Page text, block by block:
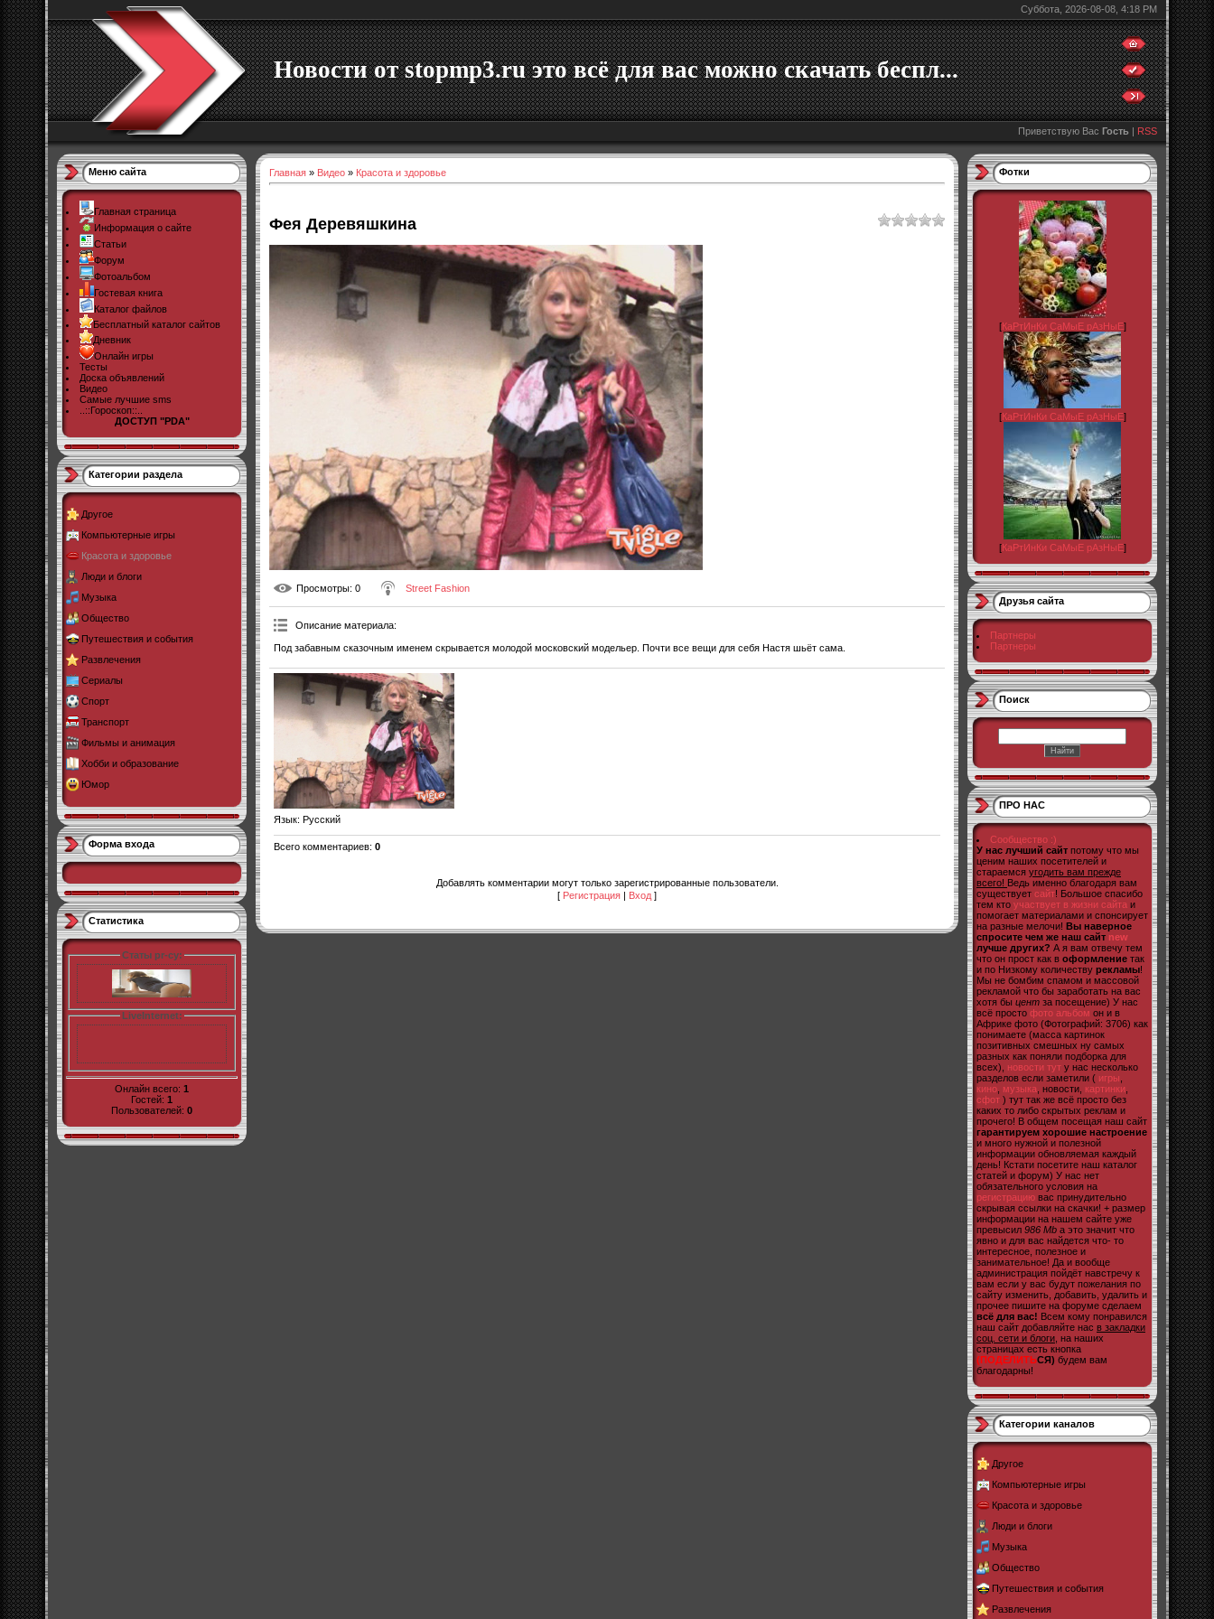
Суббота, 2026-08-08, 4:18 PM
Новости от stopmp3.ru это всё для вас можно скачать беспл...
Приветствую Вас Гость | RSS
Меню сайта
Главная страница
Информация о сайте
Статьи
Форум
Фотоальбом
Гостевая книга
Каталог файлов
Бесплатный каталог сайтов
Дневник
Онлайн игры
Тесты
Доска объявлений
Видео
Самые лучшие sms
..::Гороскоп::..
ДОСТУП "PDA"
Категории раздела
Другое
Компьютерные игры
Красота и здоровье
Люди и блоги
Музыка
Общество
Путешествия и события
Развлечения
Сериалы
Спорт
Транспорт
Фильмы и анимация
Хобби и образование
Юмор
Форма входа
Статистика
Статы pr-cy:
LiveInternet:
Онлайн всего: 1
Гостей: 1
Пользователей: 0
Главная » Видео » Красота и здоровье
Фея Деревяшкина
Просмотры: 0 Street Fashion
Описание материала:
Под забавным сказочным именем скрывается молодой московский модельер. Почти все вещи для себя Настя шьёт сама.
Язык: Русский
Всего комментариев: 0
Добавлять комментарии могут только зарегистрированные пользователи.
[ Регистрация | Вход ]
Фотки
[КаРтИнКи СаМыЕ рАзНыЕ]
[КаРтИнКи СаМыЕ рАзНыЕ]
[КаРтИнКи СаМыЕ рАзНыЕ]
Друзья сайта
Партнеры
Партнеры
Поиск
ПРО НАС
Сообщество :)
У нас лучший сайт потому что мы
ценим наших посетителей и
стараемся угодить вам прежде
всего! Ведь именно благодаря вам
существует сайт! Большое спасибо
тем кто участвует в жизни сайта и
помогает материалами и спонсирует
на разные мелочи! Вы наверное
спросите чем же наш сайт new
лучше других? А я вам отвечу тем
что он прост как в оформление так
и по Низкому количеству рекламы!
Мы не бомбим спамом и массовой
рекламой что бы заработать на вас
хотя бы цент за посещение) У нас
всё просто фото альбом он и в
Африке фото (Фотографий: 3706) как
понимаете (масса картинок
позитивных смешных ну самых
разных как поняли подборка для
всех), новости тут у нас несколько
разделов если заметили ( игры
кино музыка , новости, картинки
сфот ) тут так же всё просто без
каких то либо скрытых реклам и
прочего! В общем посещая наш сайт
гарантируем хорошие настроение
и много нужной и полезной
информации обновляемая каждый
день! Кстати посетите наш каталог
статей и форум) У нас нет
обязательного условия на
регистрацию вас принудительно
скрывая ссылки на скачки! + размер
информации на нашем сайте уже
превысил 986 Mb а это значит что
явно и для вас найдется что- то
интересное, полезное и
занимательное! Да и вообще
администрация пойдёт навстречу к
вам если у вас будут пожелания по
сайту изменить, добавить, удалить и
прочее пишите на форуме сделаем
всё для вас! Всем кому понравился
наш сайт добавляйте нас в закладки
соц. сети и блоги , на наших
страницах есть кнопка
(ПОДЕЛИТЬСЯ) будем вам
благодарны!
Категории каналов
Другое
Компьютерные игры
Красота и здоровье
Люди и блоги
Музыка
Общество
Путешествия и события
Развлечения